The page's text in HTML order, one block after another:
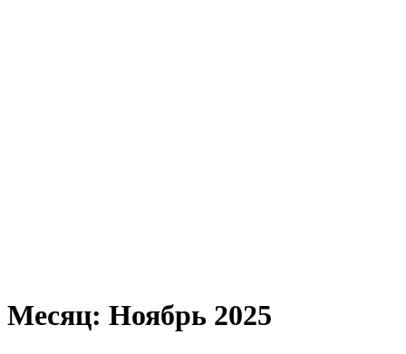
Месяц: Ноябрь 2025